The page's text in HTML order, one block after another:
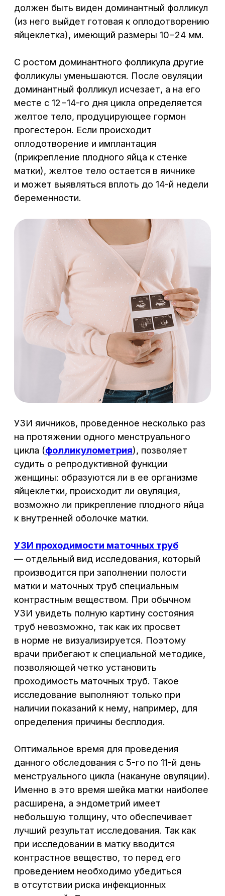
лучший результат исследования. Так как
при исследовании в матку вводится
контрастное вещество, то перед его
проведением необходимо убедиться
осложнений. Для этого накануне женщине
мочи, гинекологический мазок на флору
и анализ на инфекции, передающиеся
половым путем (
микоплазмоз, хламидиоз,
Как проходит УЗИ
проходимости маточных
труб?
Непосредственно перед
проведением процедуры
пациентке в обязательном
порядке выполняют обработку
половых органов антисептиком.
В отличие от обычного УЗИ,
исследование может быть
болезненным, поэтому
за полчаса до него назначают
спазмолитики и обезболивающие
пациентка ложится
на гинекологическое кресло,
во влагалище устанавливаются
зеркала, через канал шейки
матки вводят тонкий
пластиковый катетер.
3 С помощью вагинального
датчика выполняют УЗИ
маточных труб, чтобы убедиться
в правильном расположении
вводят стерильный раствор,
который, продвигаясь
по маточным трубам, позволяет
увидеть их внутреннюю
структуру и наличие в них
патологических изменений
(спаек).
В норме в конце исследования
вся жидкость выходит
в брюшную полость
и скапливается за маткой.
Если же она заполнила матку
и маточные трубы, не попав
в брюшную полость, то это
говорит о непроходимости
маточных труб.
выявить с помощью УЗИ?
УЗИ — ценный диагностический метод,
отличающийся своей безопасностью
и доступностью, который позволяет
поставить правильный диагноз при
заболеваниях внутренних половых органов.
С помощью УЗИ органов малого таза
можно выявить различные
патологические процессы органов
репродуктивной системы у женщин.
Врожденные аномалии развития матки
и влагалища (инфантильная матка,